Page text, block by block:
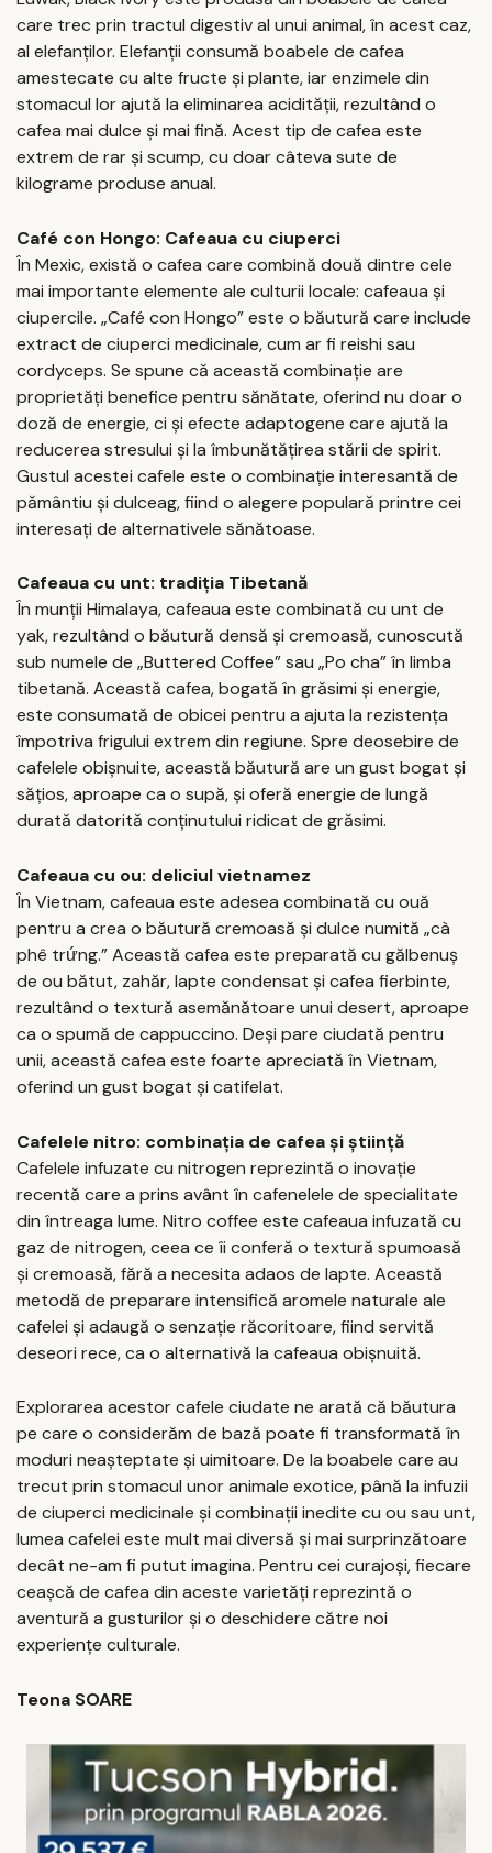
care trec prin tractul digestiv al unui animal, în acest caz,
al elefanților. Elefanții consumă boabele de cafea
amestecate cu alte fructe și plante, iar enzimele din
stomacul lor ajută la eliminarea acidității, rezultând o
cafea mai dulce și mai fină. Acest tip de cafea este
extrem de rar și scump, cu doar câteva sute de
kilograme produse anual.
Café con Hongo: Cafeaua cu ciuperci
În Mexic, există o cafea care combină două dintre cele
mai importante elemente ale culturii locale: cafeaua și
ciupercile. „Café con Hongo” este o băutură care include
extract de ciuperci medicinale, cum ar fi reishi sau
cordyceps. Se spune că această combinație are
proprietăți benefice pentru sănătate, oferind nu doar o
doză de energie, ci și efecte adaptogene care ajută la
reducerea stresului și la îmbunătățirea stării de spirit.
Gustul acestei cafele este o combinație interesantă de
pământiu și dulceag, fiind o alegere populară printre cei
interesați de alternativele sănătoase.
Cafeaua cu unt: tradiția Tibetană
În munții Himalaya, cafeaua este combinată cu unt de
yak, rezultând o băutură densă și cremoasă, cunoscută
sub numele de „Buttered Coffee” sau „Po cha” în limba
tibetană. Această cafea, bogată în grăsimi și energie,
este consumată de obicei pentru a ajuta la rezistența
împotriva frigului extrem din regiune. Spre deosebire de
cafelele obișnuite, această băutură are un gust bogat și
sățios, aproape ca o supă, și oferă energie de lungă
durată datorită conținutului ridicat de grăsimi.
Cafeaua cu ou: deliciul vietnamez
În Vietnam, cafeaua este adesea combinată cu ouă
pentru a crea o băutură cremoasă și dulce numită „cà
phê trứng.” Această cafea este preparată cu gălbenuș
de ou bătut, zahăr, lapte condensat și cafea fierbinte,
rezultând o textură asemănătoare unui desert, aproape
ca o spumă de cappuccino. Deși pare ciudată pentru
unii, această cafea este foarte apreciată în Vietnam,
oferind un gust bogat și catifelat.
Cafelele nitro: combinația de cafea și știință
Cafelele infuzate cu nitrogen reprezintă o inovație
recentă care a prins avânt în cafenelele de specialitate
din întreaga lume. Nitro coffee este cafeaua infuzată cu
gaz de nitrogen, ceea ce îi conferă o textură spumoasă
și cremoasă, fără a necesita adaos de lapte. Această
metodă de preparare intensifică aromele naturale ale
cafelei și adaugă o senzație răcoritoare, fiind servită
deseori rece, ca o alternativă la cafeaua obișnuită.
Explorarea acestor cafele ciudate ne arată că băutura
pe care o considerăm de bază poate fi transformată în
moduri neașteptate și uimitoare. De la boabele care au
trecut prin stomacul unor animale exotice, până la infuzii
de ciuperci medicinale și combinații inedite cu ou sau unt,
lumea cafelei este mult mai diversă și mai surprinzătoare
decât ne-am fi putut imagina. Pentru cei curajoși, fiecare
ceașcă de cafea din aceste varietăți reprezintă o
aventură a gusturilor și o deschidere către noi
experiențe culturale.
Teona SOARE